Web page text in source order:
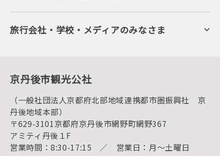
旬の食
フルーツ
美術館・資料館
観光
海水浴
キャンプ
お宿探し
宿泊・日帰り予約（空室検索）
予約照会・予約キャンセル
宿泊施設一覧（お宿比較ページ）
アクセス
お知らせ
イベント情報
KTA会員コミュニティ
会員向けサービス
KTAニュースレター
会員加入・会員情報（会員規程）
旅行会社・学校・メディアのみなさま
プレスリリース
京丹後市観光公社
（一般社団法人京都府北部地域連携都市圏振興社 京
丹後地域本部）
〒629-3101京都府京丹後市網野町網野367
アミティ丹後１F
営業時間：8:30-17:15 ／ 営業日：月～土曜日